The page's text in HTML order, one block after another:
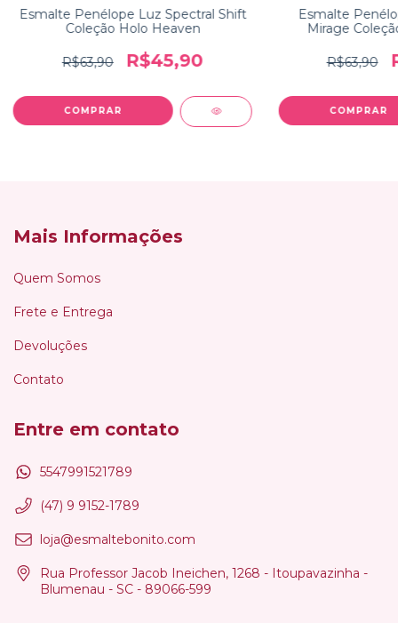
Esmalte Penélope Luz Spectral Shift
Coleção Holo Heaven
R$63,90 R$45,90
Esmalte
Mirage
R$63,90
Mais Informações
Quem Somos
Frete e Entrega
Devoluções
Contato
Entre em contato
5547991521789
(47) 9 9152-1789
loja@esmaltebonito.com
Rua Professor Jacob Ineichen, 1268 - Itoupavazinha -
Blumenau - SC - 89066-599